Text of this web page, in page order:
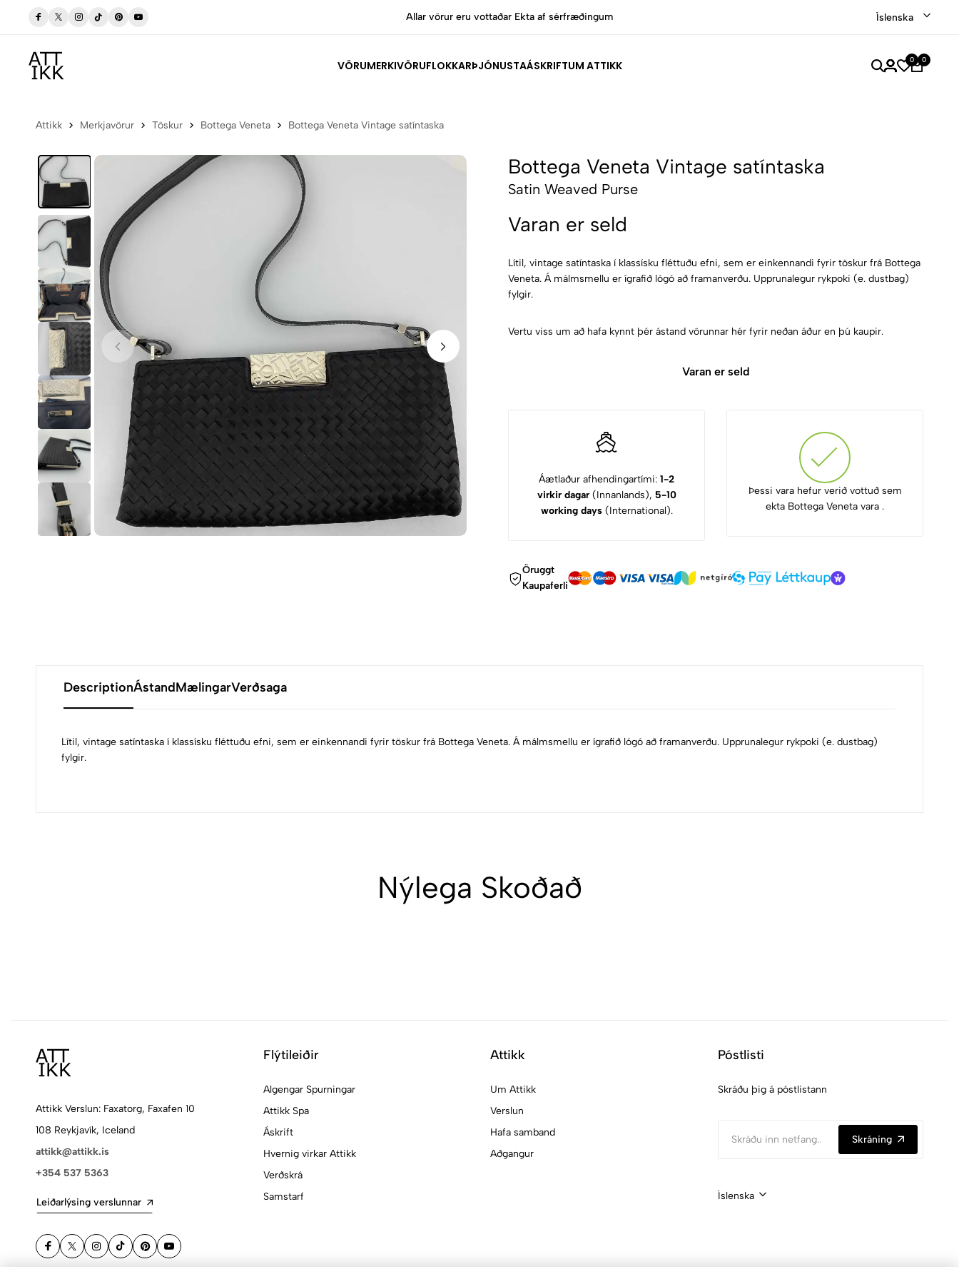
Frí sending í póstbox innan Íslands Allar vörur eru vottaðar Ekta af sérfræðingum Íslenska
VÖRUMERKIVÖRUFLOKKARÞJÓNUSTAÁSKRIFTUM ATTIKK 0 0
Attikk Merkjavörur Töskur Bottega Veneta Bottega Veneta Vintage satíntaska
Bottega Veneta Vintage satíntaska
Satin Weaved Purse
Varan er seld
Lítil, vintage satíntaska í klassísku fléttuðu efni, sem er einkennandi fyrir töskur frá Bottega
Veneta. Á málmsmellu er ígrafið lógó að framanverðu. Upprunalegur rykpoki (e. dustbag)
fylgir.
Vertu viss um að hafa kynnt þér ástand vörunnar hér fyrir neðan áður en þú kaupir.
Varan er seld
Áætlaður afhendingartími: 1-2
virkir dagar (Innanlands), 5-10
working days(International).
Þessi vara hefur verið vottuð sem
ekta Bottega Veneta vara .
Öruggt
Kaupaferli
DescriptionÁstandMælingarVerðsaga
Lítil, vintage satíntaska í klassísku fléttuðu efni, sem er einkennandi fyrir töskur frá Bottega Veneta. Á málmsmellu er ígrafið lógó að framanverðu. Upprunalegur rykpoki (e. dustbag)
fylgir.
Nýlega Skoðað
Attikk Verslun: Faxatorg, Faxafen 10
108 Reykjavík, Iceland
attikk@attikk.is
+354 537 5363
Leiðarlýsing verslunnar
Flýtileiðir
Algengar Spurningar
Attikk Spa
Áskrift
Hvernig virkar Attikk
Verðskrá
Samstarf
Attikk
Um Attikk
Verslun
Hafa samband
Aðgangur
Póstlisti
Skráðu þig á póstlistann
Skráning
Íslenska